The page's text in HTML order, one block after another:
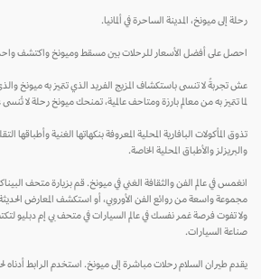
رحلة إلى ميونخ، المدينة الساحرة في ألمانيا.
احصل على أفضل الأسعار للرحلات بين مسقط وميونخ واكتشف واحدةً من
عش تجربةً لا تنسى باستكشاف المزيج الفريد الذي تتميز به ميونخ والذي
لما تتميز به من معالم بارزة ومتاحف عالمية، تمنحك ميونخ رحلة لا تُنسى
تذوق المأكولات البافارية المحلية المعروفة بنكهاتها الغنية وأطباقها
والبريزلز والأطباق المحلية الخاصة.
انغمس في عالم الفن والثقافة الغني في ميونخ. قم بزيارة متحف
مجموعة واسعة من روائع الفن الأوروبي، أو استكشف المعارض الحديثة
ولا تفوت فرصة غمر نفسك في عالم السيارات في متحف بي إم دبليو
صناعة السيارات.
يقدم طيران السلام رحلات مباشرة إلى ميونخ. استخدم الرابط أدناه